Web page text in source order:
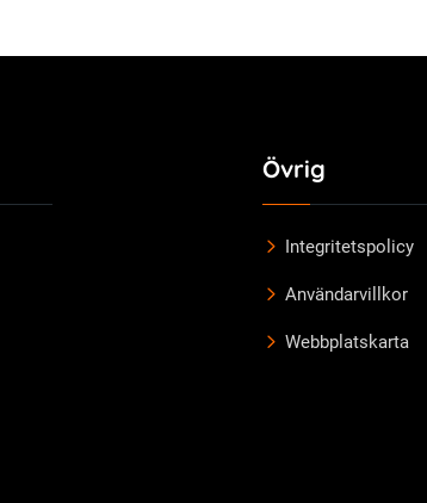
Övrig
Integritetspolicy
Användarvillkor
Webbplatskarta